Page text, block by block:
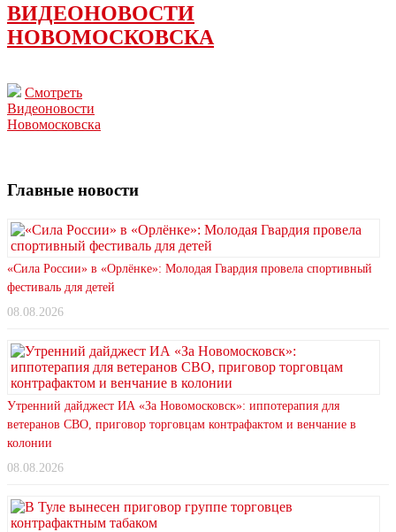
ВИДЕОНОВОСТИ
НОВОМОСКОВСКА
Смотреть
Видеоновости
Новомосковска
Главные новости
«Сила России» в «Орлёнке»: Молодая Гвардия провела спортивный
фестиваль для детей
08.08.2026
Утренний дайджест ИА «За Новомосковск»: иппотерапия для
ветеранов СВО, приговор торговцам контрафактом и венчание в
колонии
08.08.2026